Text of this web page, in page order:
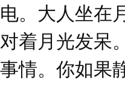
电。大人坐在
对着月光发呆
事情。你如果